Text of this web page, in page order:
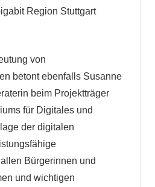
Region Stuttgart
von
betont ebenfalls Susanne
beim Projektträger
für Digitales und
der digitalen
Bürgerinnen und
und wichtigen